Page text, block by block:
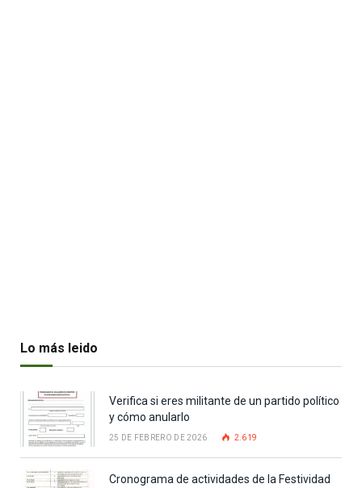
Lo más leido
Verifica si eres militante de un partido político
y cómo anularlo
25 DE FEBRERO DE 2026 2.619
Cronograma de actividades de la Festividad